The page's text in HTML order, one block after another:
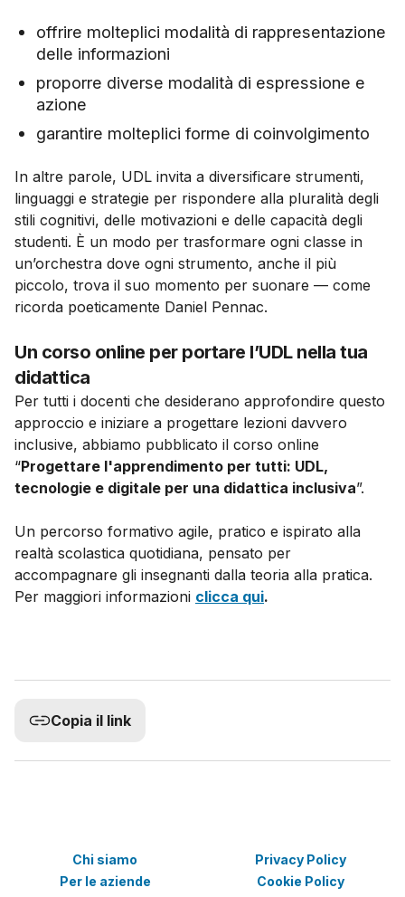
offrire molteplici modalità di rappresentazione
delle informazioni
proporre diverse modalità di espressione e
azione
garantire molteplici forme di coinvolgimento
In altre parole, UDL invita a diversificare strumenti,
linguaggi e strategie per rispondere alla pluralità degli
stili cognitivi, delle motivazioni e delle capacità degli
studenti. È un modo per trasformare ogni classe in
un’orchestra dove ogni strumento, anche il più
piccolo, trova il suo momento per suonare — come
ricorda poeticamente Daniel Pennac.
Un corso online per portare l’UDL nella tua
didattica
Per tutti i docenti che desiderano approfondire questo
approccio e iniziare a progettare lezioni davvero
inclusive, abbiamo pubblicato il corso online
“Progettare l'apprendimento per tutti: UDL,
tecnologie e digitale per una didattica inclusiva”.
Un percorso formativo agile, pratico e ispirato alla
realtà scolastica quotidiana, pensato per
accompagnare gli insegnanti dalla teoria alla pratica.
Per maggiori informazioni clicca qui.
Copia il link
Chi siamo
Per le aziende
Privacy Policy
Cookie Policy